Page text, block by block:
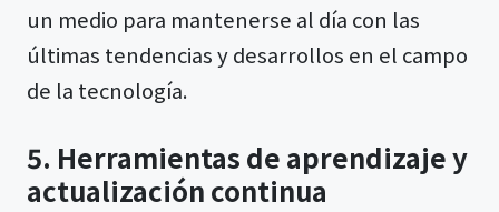
un medio para mantenerse al día con las
últimas tendencias y desarrollos en el campo
de la tecnología.
5. Herramientas de aprendizaje y
actualización continua